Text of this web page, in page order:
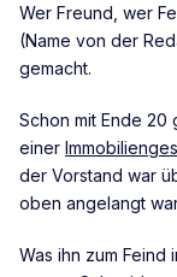
Wer Freund, wer
(Name von der
gemacht.
Schon mit Ende
einer
der Vorstand war
oben angelangt
Was ihn zum Feind